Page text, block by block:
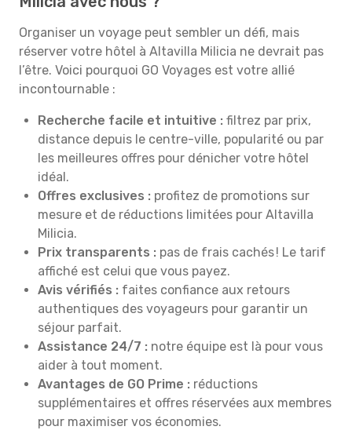
Organiser un voyage peut sembler un défi, mais
réserver votre hôtel à Altavilla Milicia ne devrait pas
l’être. Voici pourquoi GO Voyages est votre allié
incontournable :
Recherche facile et intuitive : filtrez par prix,
distance depuis le centre-ville, popularité ou par
les meilleures offres pour dénicher votre hôtel
idéal.
Offres exclusives : profitez de promotions sur
mesure et de réductions limitées pour Altavilla
Milicia.
Prix transparents : pas de frais cachés ! Le tarif
affiché est celui que vous payez.
Avis vérifiés : faites confiance aux retours
authentiques des voyageurs pour garantir un
séjour parfait.
Assistance 24/7 : notre équipe est là pour vous
aider à tout moment.
Avantages de GO Prime : réductions
supplémentaires et offres réservées aux membres
pour maximiser vos économies.